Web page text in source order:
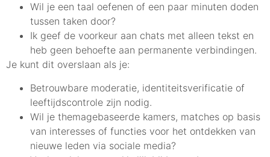
Wil je een taal oefenen of een paar minuten doden
tussen taken door?
Ik geef de voorkeur aan chats met alleen tekst en
heb geen behoefte aan permanente verbindingen.
Je kunt dit overslaan als je:
Betrouwbare moderatie, identiteitsverificatie of
leeftijdscontrole zijn nodig.
Wil je themagebaseerde kamers, matches op basis
van interesses of functies voor het ontdekken van
nieuwe leden via sociale media?